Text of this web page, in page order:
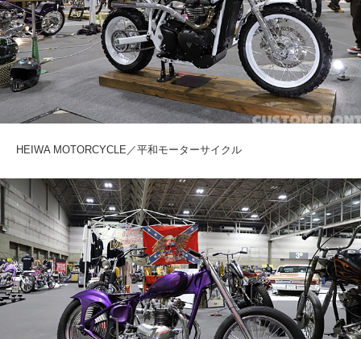
HEIWA MOTORCYCLE／平和モーターサイクル